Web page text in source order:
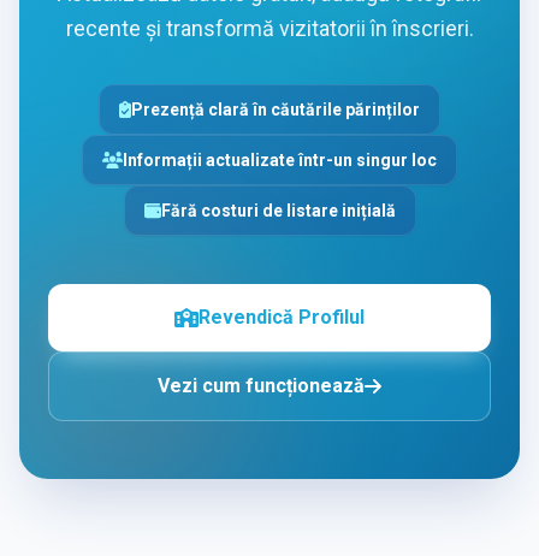
recente și transformă vizitatorii în înscrieri.
Prezență clară în căutările părinților
Informații actualizate într-un singur loc
Fără costuri de listare inițială
Revendică Profilul
Vezi cum funcționează